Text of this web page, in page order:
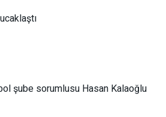
şube sorumlusu Hasan Kalaoğlu